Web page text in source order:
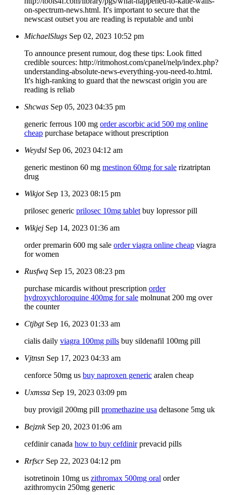
on-spectrum-news.html. It's important to secure that the
newscast outset you are reading is reputable and unbi
MichaelSlugs Sep 02, 2023 10:52 pm
To announce present rumour, dog these tips: Look fitted
credible sources: http://ritmohost.com/cpanel/nelp/index.php?
understanding-absolute-news-everything-you-need-to.html.
It's high-ranking to guard that the newscast origin you are
reading is reliab
Shcwas Sep 05, 2023 04:35 pm
generic ferrous 100 mg order ascorbic acid 500 mg online
cheap purchase betapace without prescription
Weydsl Sep 06, 2023 04:12 am
generic mestinon 60 mg mestinon 60mg for sale rizatriptan
drug
Wikjot Sep 13, 2023 08:15 pm
prilosec generic prilosec 10mg tablet buy lopressor pill
Wikjej Sep 14, 2023 01:36 am
order premarin 600 mg sale order viagra online cheap viagra
for women
Rusfwq Sep 15, 2023 08:23 pm
purchase micardis without prescription order
hydroxychloroquine 400mg for sale molnunat 200 mg over
the counter
Ctjbgt Sep 16, 2023 01:33 am
cialis daily viagra 100mg pills buy sildenafil 100mg pill
Vjtnsn Sep 17, 2023 04:33 am
cenforce 50mg us buy naproxen generic aralen cheap
Uxmssa Sep 19, 2023 03:09 pm
buy provigil 200mg pill promethazine usa deltasone 5mg uk
Bejznk Sep 20, 2023 01:06 am
cefdinir canada how to buy cefdinirprevacid pills
Rrfscr Sep 22, 2023 04:12 pm
isotretinoin 10mg us zithromax 500mg oral order
azithromycin 250mg generic